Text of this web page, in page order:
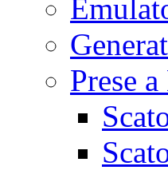
Prese